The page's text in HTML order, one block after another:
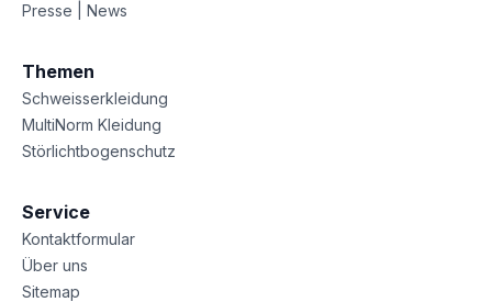
Presse | News
Themen
Schweisserkleidung
MultiNorm Kleidung
Störlichtbogenschutz
Service
Kontaktformular
Über uns
Sitemap